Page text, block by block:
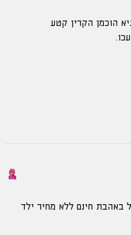
הוכמן הקרין קטע
באהבת חינם ללא מחיר ילד